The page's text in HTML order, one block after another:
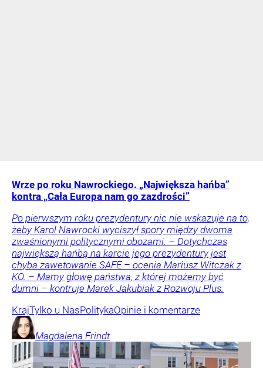
Wrze po roku Nawrockiego. „Największa hańba”
kontra „Cała Europa nam go zazdrości”
Po pierwszym roku prezydentury nic nie wskazuje na to,
żeby Karol Nawrocki wyciszył spory między dwoma
zwaśnionymi politycznymi obozami. – Dotychczas
największą hańbą na karcie jego prezydentury jest
chyba zawetowanie SAFE – ocenia Mariusz Witczak z
KO. – Mamy głowę państwa, z której możemy być
dumni – kontruje Marek Jakubiak z Rozwoju Plus.
KrajTylko u NasPolitykaOpinie i komentarze
Magdalena Frindt